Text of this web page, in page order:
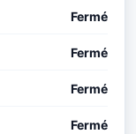
Fermé
Fermé
Fermé
Fermé